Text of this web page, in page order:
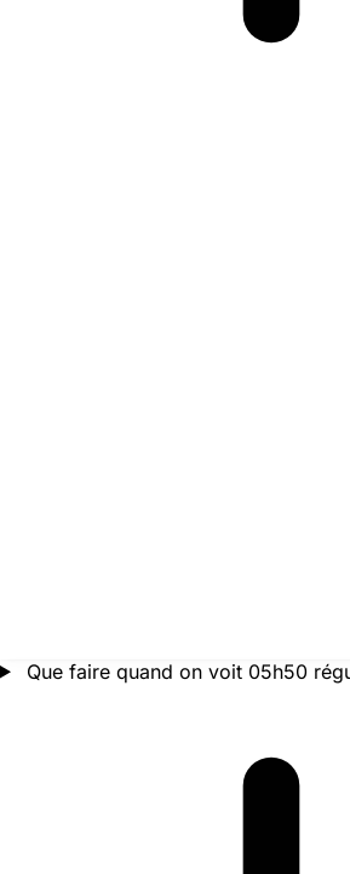
Que faire quand on voit 05h50